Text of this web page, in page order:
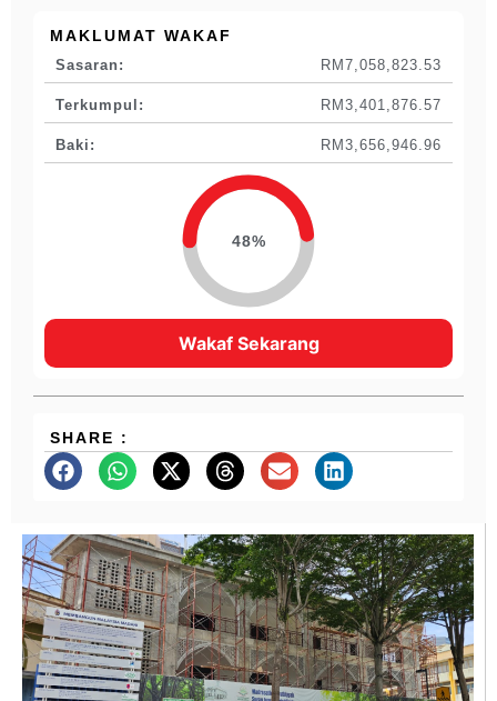
MAKLUMAT WAKAF
Sasaran: RM7,058,823.53
Terkumpul: RM3,401,876.57
Baki: RM3,656,946.96
48%
Wakaf Sekarang
SHARE :